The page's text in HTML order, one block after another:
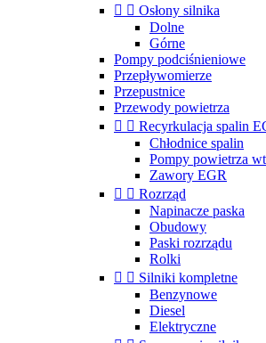
  Osłony silnika
Dolne
Górne
Pompy podciśnieniowe
Przepływomierze
Przepustnice
Przewody powietrza
  Recyrkulacja spalin
Chłodnice spalin
Pompy powietrza
Zawory EGR
  Rozrząd
Napinacze paska
Obudowy
Paski rozrządu
Rolki
  Silniki kompletne
Benzynowe
Diesel
Elektryczne